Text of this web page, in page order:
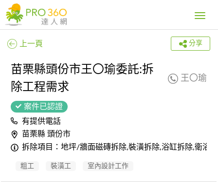
Toggle
上一頁 分享
苗栗縣頭份市王〇瑜委託:拆
除工程需求
王〇瑜
案件已認證
有提供電話
苗栗縣 頭份市
拆除項目：地坪/牆面磁磚拆除,裝潢拆除,浴缸拆除,衛浴
粗工 裝潢工 室內設計工作